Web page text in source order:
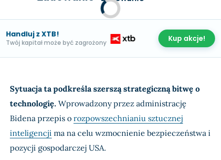
Handluj z XTB!
Twój kapitał może być zagrożony Kup akcje!
Sytuacja ta podkreśla szerszą strategiczną bitwę o
technologię. Wprowadzony przez administrację
Bidena przepis o rozpowszechnianiu sztucznej
inteligencji ma na celu wzmocnienie bezpieczeństwa i
pozycji gospodarczej USA.